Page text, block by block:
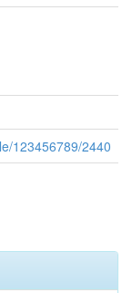
123456789/2440